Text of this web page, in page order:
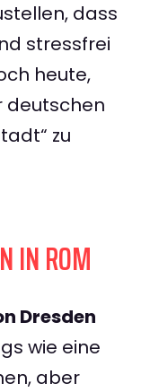
dass
stressfrei
heute,
deutschen
zu
IN ROM
Dresden
wie eine
aber